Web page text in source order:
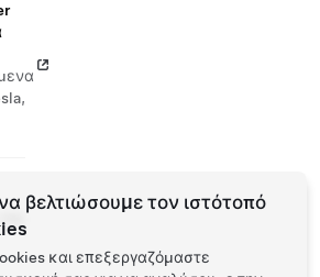
βελτιώσουμε τον ιστότοπό
και επεξεργαζόμαστε